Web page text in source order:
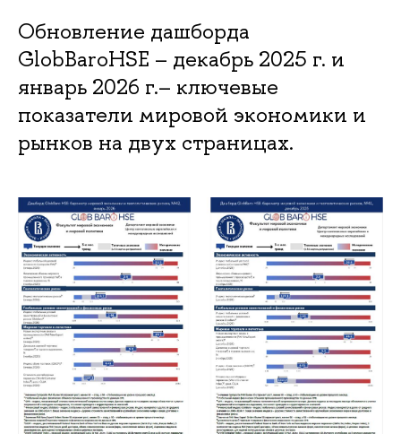
Обновление дашборда
GlobBaroHSE – декабрь 2025 г. и
январь 2026 г.– ключевые
показатели мировой экономики и
рынков на двух страницах.